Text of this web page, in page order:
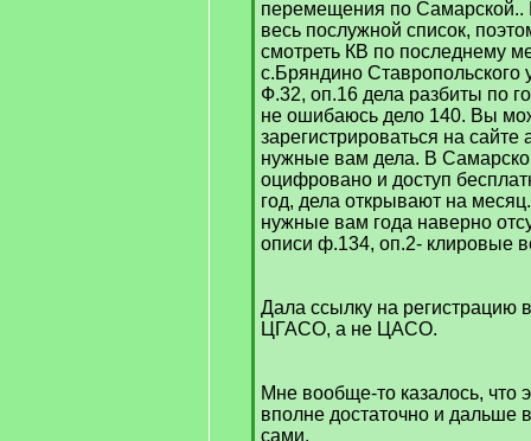
перемещения по
весь послужной список,
смотреть КВ по последнему
с.Бряндино Ставропольского
Ф.32, оп.16 дела разбиты по
не ошибаюсь дело 140. Вы
зарегистрироваться на сайте
нужные вам дела. В
оцифровано и доступ
год, дела открывают на
нужные вам года наверно
описи ф.134, оп.2- клировые
Дала ссылку на регистрацию
ЦГАСО, а не ЦАСО.
Мне вообще-то казалось, что
вполне достаточно и дальше
сами.